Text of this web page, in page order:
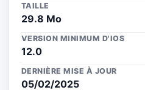
TAILLE
29.8 Mo
VERSION MINIMUM D'IOS
12.0
DERNIÈRE MISE À JOUR
05/02/2025